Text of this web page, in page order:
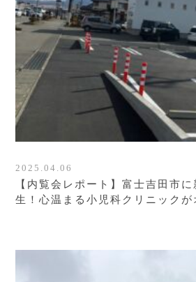
2025.04.06
【内覧会レポート】富士吉田市
生！心温まる小児科クリニックが